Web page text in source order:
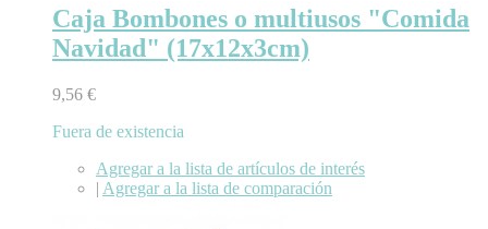
Caja Bombones o multiusos "Comida
Navidad" (17x12x3cm)
9,56 €
Fuera de existencia
Agregar a la lista de artículos de interés
| Agregar a la lista de comparación